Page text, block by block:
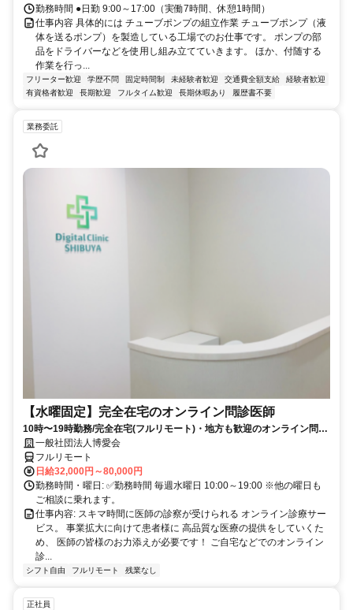
勤務時間 ●日勤 9:00～17:00（実働7時間、休憩1時間）
仕事内容 具体的には チューブポンプの組立作業 チューブポンプ（液
体を送るポンプ）を製造している工場でのお仕事です。 ポンプの部
品をドライバーなどを使用し組み立てていきます。 ほか、付随する
作業を行っ...
フリーター歓迎 学歴不問 固定時間制 未経験者歓迎 交通費全額支給
経験者歓迎
有資格者歓迎
長期歓迎 フルタイム歓迎 長期休暇あり 履歴書不要
業務委託
【水曜固定】完全在宅のオンライン問診医師
10時〜19時勤務/完全在宅(フルリモート)・地方も歓迎のオンライン問診
業務一般社団法人博愛会
フルリモート
日給32,000円～80,000円
勤務時間・曜日: ✅勤務時間 毎週水曜日 10:00～19:00 ※他の曜日も
ご相談に乗れます。
仕事内容: スキマ時間に医師の診察が受けられる オンライン診療サー
ビス。 事業拡大に向けて患者様に 高品質な医療の提供をしていくた
め、 医師の皆様のお力添えが必要です！ ご自宅などでのオンライン
診...
シフト自由 フルリモート 残業なし
正社員